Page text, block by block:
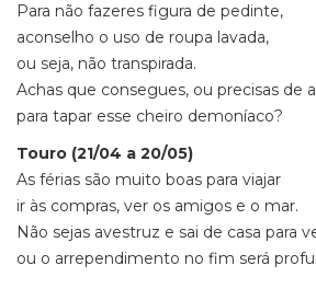
Para não fazeres figura de pedinte,
aconselho o uso de roupa lavada,
ou seja, não transpirada.
Achas que consegues, ou precisas de
para tapar esse cheiro demoníaco?
Touro (21/04 a 20/05)
As férias são muito boas para viajar
ir às compras, ver os amigos e o mar.
Não sejas avestruz e sai de casa para
ou o arrependimento no fim será